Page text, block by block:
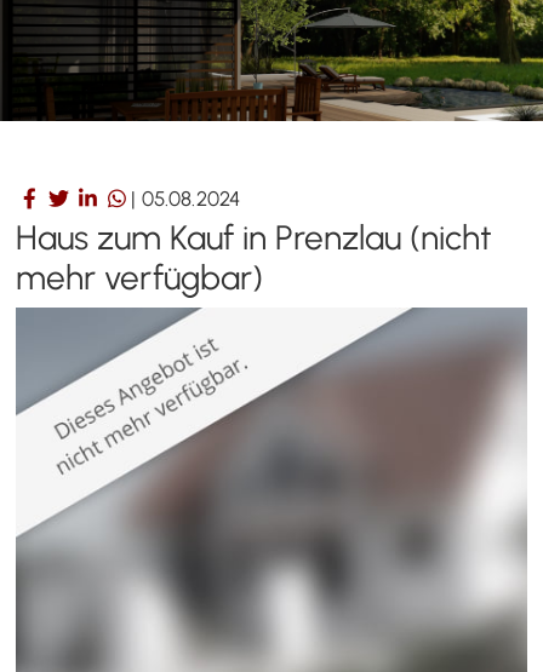
| 05.08.2024
Haus zum Kauf in Prenzlau (nicht
mehr verfügbar)